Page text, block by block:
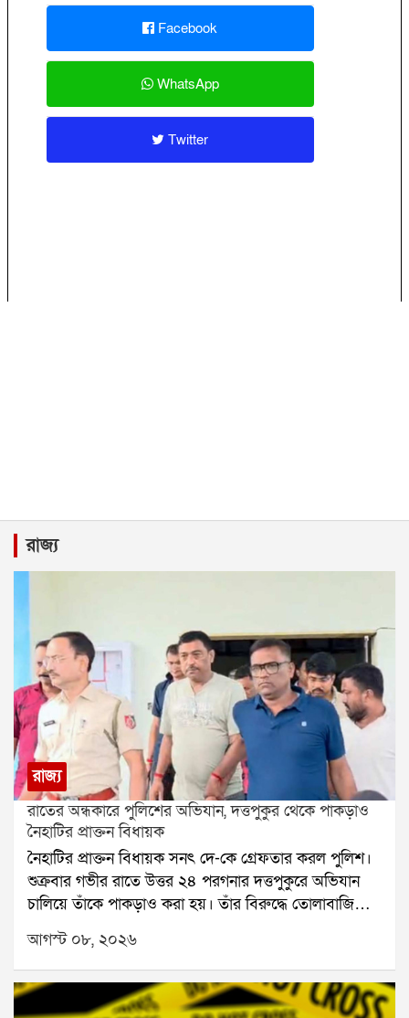
Facebook
WhatsApp
Twitter
রাজ্য
রাজ্য
রাতের অন্ধকারে পুলিশের অভিযান, দত্তপুকুর থেকে পাকড়াও
নৈহাটির প্রাক্তন বিধায়ক
নৈহাটির প্রাক্তন বিধায়ক সনৎ দে-কে গ্রেফতার করল পুলিশ।
শুক্রবার গভীর রাতে উত্তর ২৪ পরগনার দত্তপুকুরে অভিযান
চালিয়ে তাঁকে পাকড়াও করা হয়। তাঁর বিরুদ্ধে তোলাবাজি
এবং ভোট পরবর্তী হিংসার অভিযোগ রয়েছে বলে পুলিশ সূত্রে
জানা গিয়েছে। শনিবার তাঁকে বারাকপুর আদালতে তোলা
হবে।২০২৪ সালের উপনির্বাচনে নৈহাটি বিধানসভা কেন্দ্র
থেকে জয়ী হয়েছিলেন সনৎ দে। তবে তার আগে থেকেই তাঁর
আগস্ট ০৮, ২০২৬